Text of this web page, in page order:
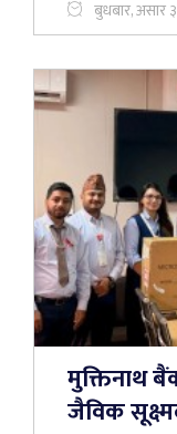
बुधबार, असार
मुक्तिनाथ
जैविक